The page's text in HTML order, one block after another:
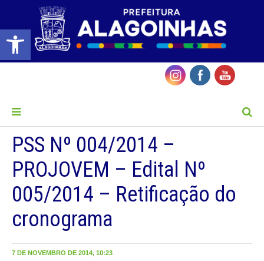
Barra de Ferramentas Aberta
PSS Nº 004/2014 –
PROJOVEM – Edital Nº
005/2014 – Retificação do
cronograma
7 DE NOVEMBRO DE 2014, 10:23